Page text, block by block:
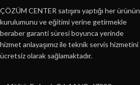
ÇÖZÜM CENTER satışını yaptığı her ürünün
kurulumunu ve eğitimi yerine getirmekle
beraber garanti süresi boyunca yerinde
hizmet anlayaşımız ile teknik servis hizmetini
ücretsiz olarak sağlamaktadır.